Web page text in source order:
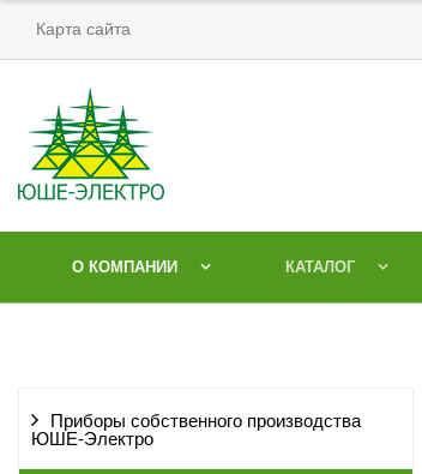
Карта сайта
О КОМПАНИИ КАТАЛОГ
Приборы собственного производства
ЮШЕ-Электро